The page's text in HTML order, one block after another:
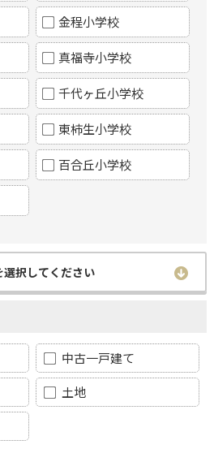
金程小学校
真福寺小学校
千代ヶ丘小学校
東柿生小学校
百合丘小学校
選択してください
中古一戸建て
土地